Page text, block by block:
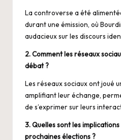
La controverse a été
durant une émission, où
audacieux sur les discours
2. Comment les réseaux
débat ?
Les réseaux sociaux ont joué
amplifiant leur échange,
de s’exprimer sur leurs
3. Quelles sont les
prochaines élections ?